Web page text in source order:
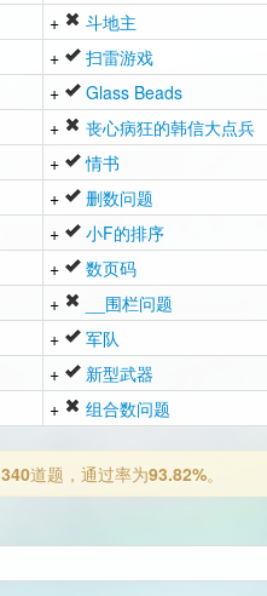
+ 斗地主
+ 扫雷游戏
+ Glass Beads
+ 丧心病狂的韩信大点兵
+ 情书
+ 删数问题
+ 小F的排序
+ 数页码
+ __围栏问题
+ 军队
+ 新型武器
+ 组合数问题
340道题，通过率为93.82%。